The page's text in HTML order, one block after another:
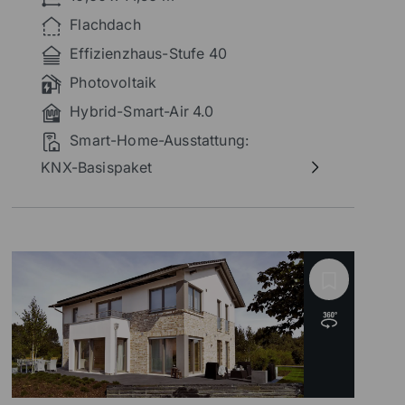
schaffen eine klare, repräsentative
Gliederung.
Flachdach
Effizienzhaus-Stufe 40
Photovoltaik
Hybrid-Smart-Air 4.0
Smart-Home-Ausstattung:
KNX-Basispaket